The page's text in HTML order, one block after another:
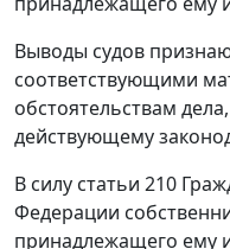
Выводы судов
соответствующими
обстоятельствам
действующему
В силу статьи 210
Федерации
принадлежащего ему